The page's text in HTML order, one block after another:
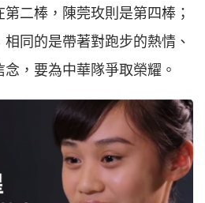
二棒，陳莞玫則是第四棒；
同的是帶著對跑步的熱情、
，要為中華隊爭取榮耀。